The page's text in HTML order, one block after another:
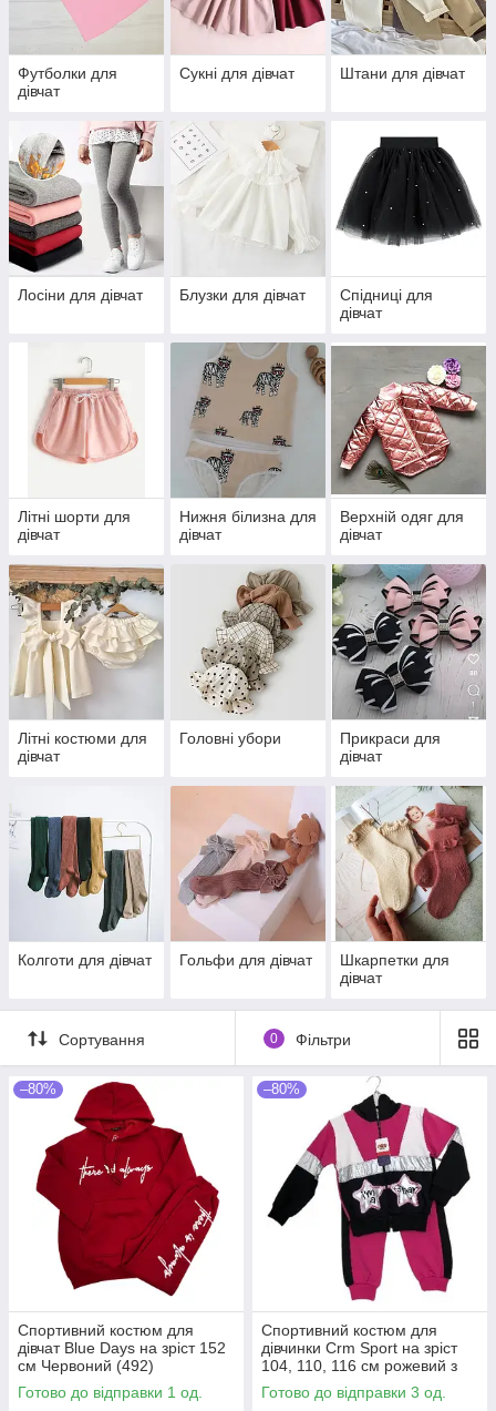
Футболки для
дівчат
Сукні для дівчат Штани для дівчат
Лосіни для дівчат Блузки для дівчат
Спідниці для
дівчат
Літні шорти для
дівчат
Нижня білизна для
дівчат
Верхній одяг для
дівчат
Літні костюми для
дівчат
Головні убори
Прикраси для
дівчат
Колготи для дівчат Гольфи для дівчат
Шкарпетки для
дівчат
Сортування 0 Фільтри
–80%
Спортивний костюм для
дівчат Blue Days на зріст 152
см Червоний (492)
Готово до відправки 1 од.
–80%
Спортивний костюм для
дівчинки Crm Sport на зріст
104, 110, 116 см рожевий з
чорним (677)
Готово до відправки 3 од.